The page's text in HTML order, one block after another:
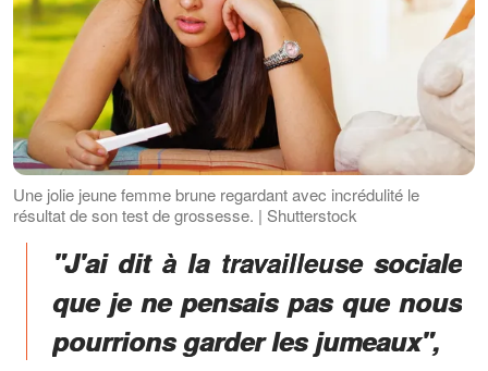
Une jolie jeune femme brune regardant avec incrédulité le
résultat de son test de grossesse. | Shutterstock
"J'ai dit à la travailleuse sociale
que je ne pensais pas que nous
pourrions garder les jumeaux",